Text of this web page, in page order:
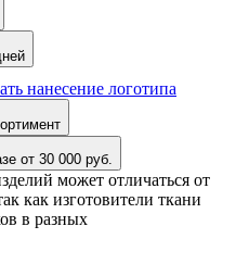
нанесение логотипа
от 30 000 руб.
может отличаться от
как изготовители ткани
в разных